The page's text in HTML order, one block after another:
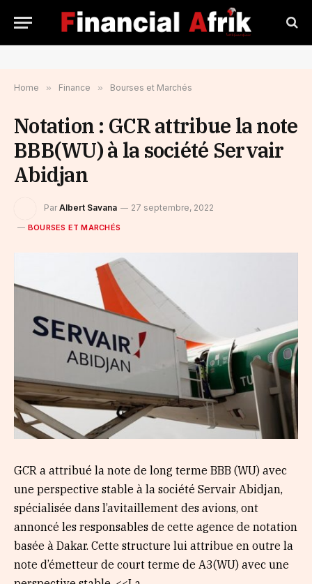
Home » Finance » Bourses et Marchés
Notation : GCR attribue la note
BBB(WU) à la société Servair
Abidjan
Par Albert Savana 27 septembre, 2022
BOURSES ET MARCHÉS
GCR a attribué la note de long terme BBB (WU) avec
une perspective stable à la société Servair Abidjan,
spécialisée dans l’avitaillement des avions, ont
annoncé les responsables de cette agence de notation
basée à Dakar. Cette structure lui attribue en outre la
note d’émetteur de court terme de A3(WU) avec une